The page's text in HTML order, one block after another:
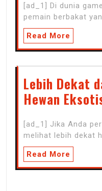
[ad_1] Di dunia
pemain berbakat
Read More
Lebih Dekat
Hewan
[ad_1] Jika Anda
melihat lebih dekat
Read More